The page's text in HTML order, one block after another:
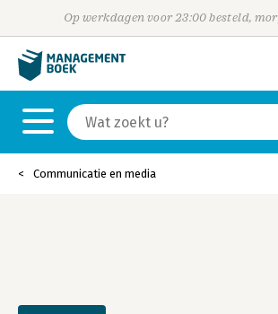
Op werkdagen voor 23:00 besteld,
Communicatie en media